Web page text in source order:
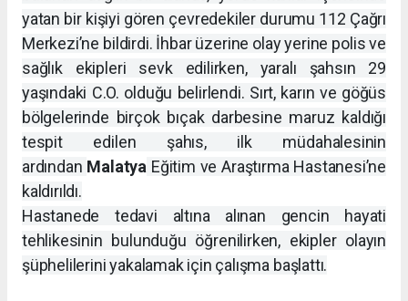
yatan bir kişiyi gören çevredekiler durumu 112 Çağrı
Merkezi’ne bildirdi. İhbar üzerine olay yerine polis ve
sağlık ekipleri sevk edilirken, yaralı şahsın 29
yaşındaki C.O. olduğu belirlendi. Sırt, karın ve göğüs
bölgelerinde birçok bıçak darbesine maruz kaldığı
tespit edilen şahıs, ilk müdahalesinin
ardından Malatya Eğitim ve Araştırma Hastanesi’ne
kaldırıldı.
Hastanede tedavi altına alınan gencin hayati
tehlikesinin bulunduğu öğrenilirken, ekipler olayın
şüphelilerini yakalamak için çalışma başlattı.